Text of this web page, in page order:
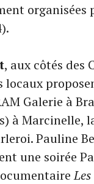
organisées
, aux côtés des
locaux
Galerie à
à Marcinelle,
Pauline
une soirée